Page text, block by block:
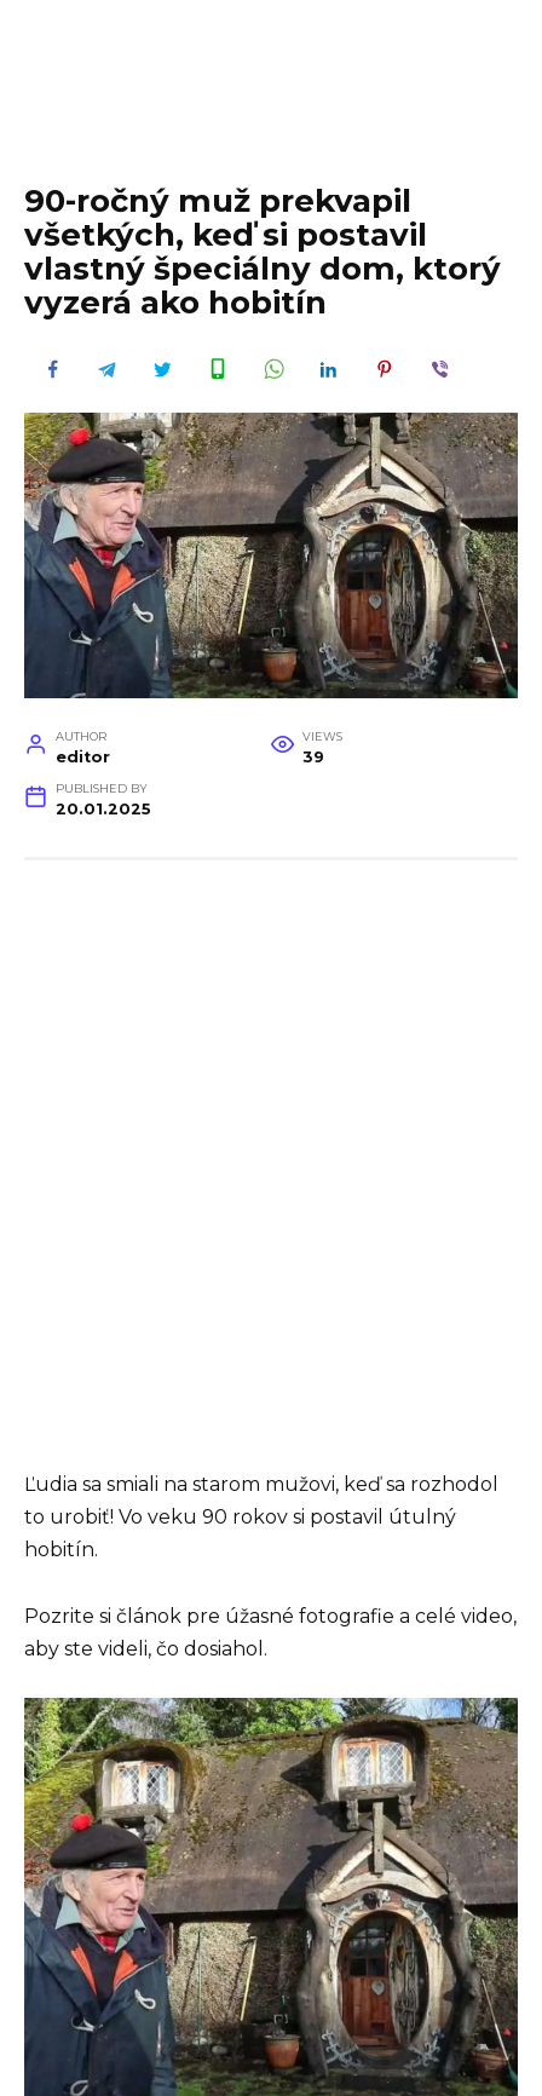
90-ročný muž prekvapil
všetkých, keď si postavil
vlastný špeciálny dom, ktorý
vyzerá ako hobitín
AUTHOR
editor
VIEWS
39
PUBLISHED BY
20.01.2025
Ľudia sa smiali na starom mužovi, keď sa rozhodol
to urobiť! Vo veku 90 rokov si postavil útulný
hobitín.
Pozrite si článok pre úžasné fotografie a celé video,
aby ste videli, čo dosiahol.